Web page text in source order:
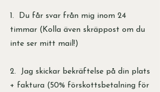
1. Du får svar från mig inom 24
timmar (Kolla även skräppost om du
inte ser mitt mail!)
2. Jag skickar bekräftelse på din plats
+ faktura (50% förskottsbetalning för